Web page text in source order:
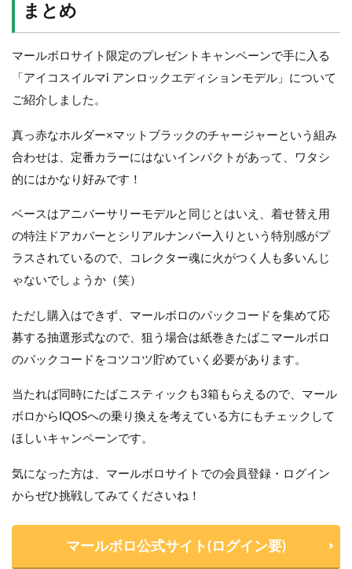
まとめ
マールボロサイト限定のプレゼントキャンペーンで手に入る
「アイコスイルマi アンロックエディションモデル」について
ご紹介しました。
真っ赤なホルダー×マットブラックのチャージャーという組み
合わせは、定番カラーにはないインパクトがあって、ワタシ
的にはかなり好みです！
ベースはアニバーサリーモデルと同じとはいえ、着せ替え用
の特注ドアカバーとシリアルナンバー入りという特別感がプ
ラスされているので、コレクター魂に火がつく人も多いんじ
ゃないでしょうか（笑）
ただし購入はできず、マールボロのパックコードを集めて応
募する抽選形式なので、狙う場合は紙巻きたばこマールボロ
のパックコードをコツコツ貯めていく必要があります。
当たれば同時にたばこスティックも3箱もらえるので、マール
ボロからIQOSへの乗り換えを考えている方にもチェックして
ほしいキャンペーンです。
気になった方は、マールボロサイトでの会員登録・ログイン
からぜひ挑戦してみてくださいね！
マールボロ公式サイト(ログイン要)